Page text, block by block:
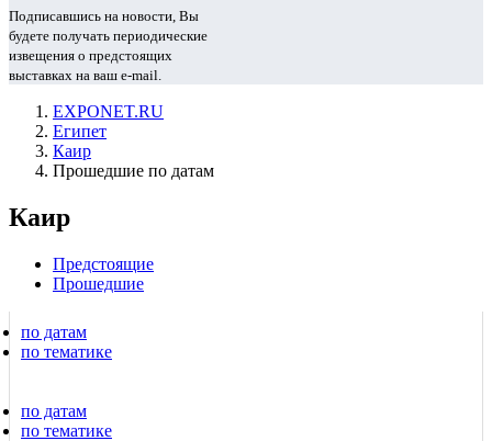
Подписавшись на новости, Вы
будете получать периодические
извещения о предстоящих
выставках на ваш e-mail.
EXPONET.RU
Египет
Каир
Прошедшие по датам
Каир
Предстоящие
Прошедшие
по датам
по тематике
по датам
по тематике